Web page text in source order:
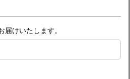
届けいたします。